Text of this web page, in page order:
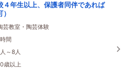
４年生以上、保護者同伴であれば
芸教室・陶芸体験
間
～8人
歳以上